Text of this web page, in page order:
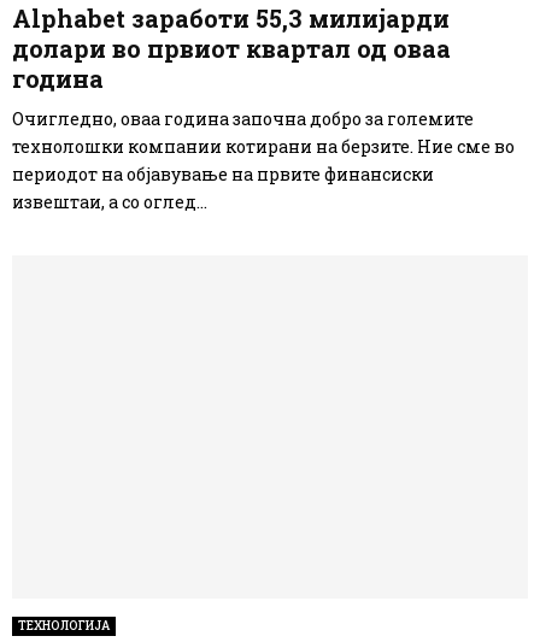
Alphabet заработи 55,3 милијарди
долари во првиот квартал од оваа
година
Очигледно, оваа година започна добро за големите
технолошки компании котирани на берзите. Ние сме во
периодот на објавување на првите финансиски
извештаи, а со оглед...
ТЕХНОЛОГИЈА